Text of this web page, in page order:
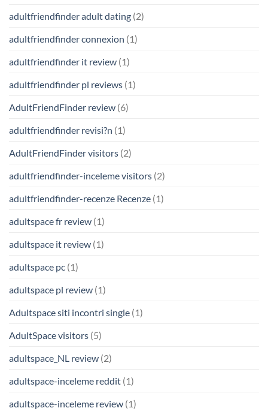
adultfriendfinder adult dating (2)
adultfriendfinder connexion (1)
adultfriendfinder it review (1)
adultfriendfinder pl reviews (1)
AdultFriendFinder review (6)
adultfriendfinder revisi?n (1)
AdultFriendFinder visitors (2)
adultfriendfinder-inceleme visitors (2)
adultfriendfinder-recenze Recenze (1)
adultspace fr review (1)
adultspace it review (1)
adultspace pc (1)
adultspace pl review (1)
Adultspace siti incontri single (1)
AdultSpace visitors (5)
adultspace_NL review (2)
adultspace-inceleme reddit (1)
adultspace-inceleme review (1)